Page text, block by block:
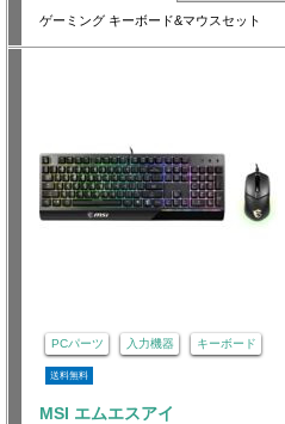
ゲーミング キーボード&マウスセット
PCパーツ 入力機器 キーボード
送料無料
MSI エムエスアイ